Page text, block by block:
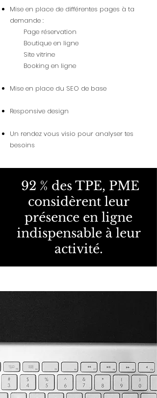
Mise en place de différentes pages à ta
demande :
Page réservation
Boutique en ligne
Site vitrine
Booking en ligne
Mise en place du SEO de base
Responsive design
Un rendez vous visio pour analyser tes
besoins
92 % des TPE, PME
considèrent leur
présence en ligne
indispensable à leur
activité.